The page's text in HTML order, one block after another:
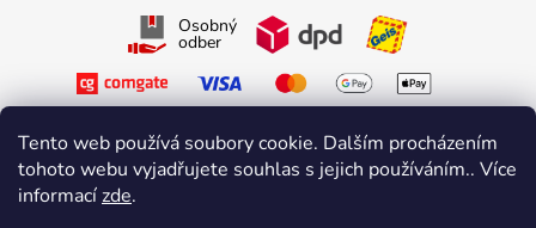
Tento web používá soubory cookie. Dalším procházením
tohoto webu vyjadřujete souhlas s jejich používáním.. Více
informacízde.
Osobný
odber